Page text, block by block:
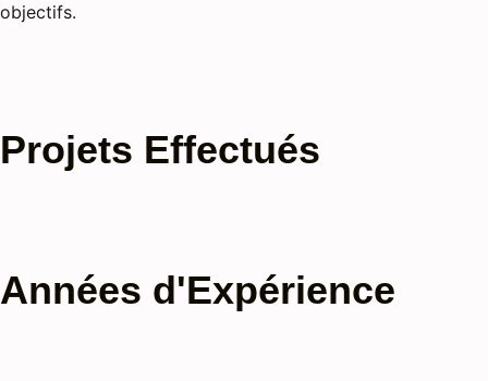
objectifs.
Projets Effectués
Années d'Expérience